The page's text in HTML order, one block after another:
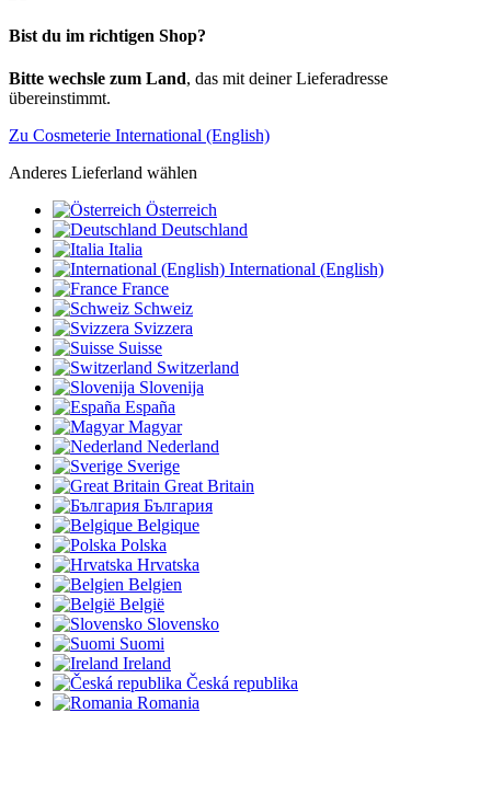
Bist du im richtigen Shop?
Bitte wechsle zum Land, das mit deiner Lieferadresse
übereinstimmt.
Zu Cosmeterie International (English)
Anderes Lieferland wählen
Österreich
Deutschland
Italia
International (English)
France
Schweiz
Svizzera
Suisse
Switzerland
Slovenija
España
Magyar
Nederland
Sverige
Great Britain
България
Belgique
Polska
Hrvatska
Belgien
België
Slovensko
Suomi
Ireland
Česká republika
Romania